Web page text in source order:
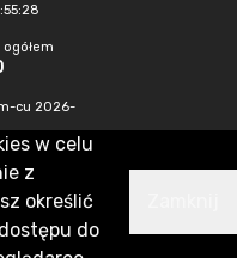
cu 2026-
w celu
z
określić
do